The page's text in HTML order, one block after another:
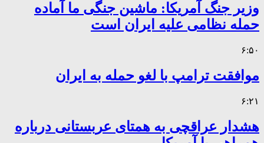
وزیر جنگ آمریکا: ماشین جنگی ما آماده
حمله نظامی علیه ایران است
۶:۵۰
موافقت ترامپ با لغو حمله به ایران
۶:۲۱
هشدار عراقچی به همتای عربستانی درباره